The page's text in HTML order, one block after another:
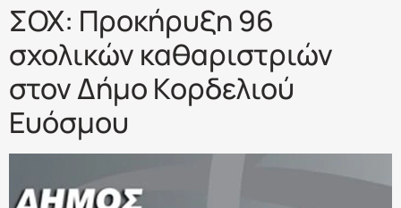
ΣΟΧ: Προκήρυξη 96
σχολικών καθαριστριών
στον Δήμο Κορδελιού
Ευόσμου